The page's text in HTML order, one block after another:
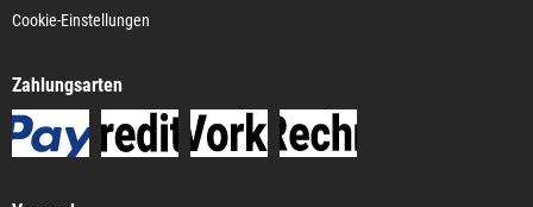
Cookie-Einstellungen
Zahlungsarten